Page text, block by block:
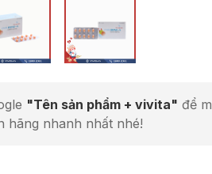
"Tên sản phẩm + vivita" để
hãng nhanh nhất nhé!